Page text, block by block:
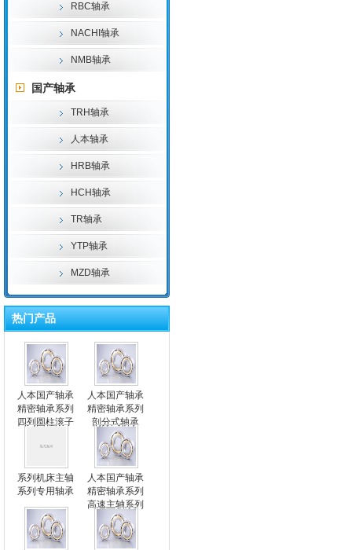
RBC轴承
NACHI轴承
NMB轴承
国产轴承
TRH轴承
人本轴承
HRB轴承
HCH轴承
TR轴承
YTP轴承
MZD轴承
热门产品
人本国产轴承
精密轴承系列
四列圆柱滚子
人本国产轴承
精密轴承系列
剖分式轴承
系列机床主轴
系列专用轴承
人本国产轴承
精密轴承系列
高速主轴系列
专用轴承